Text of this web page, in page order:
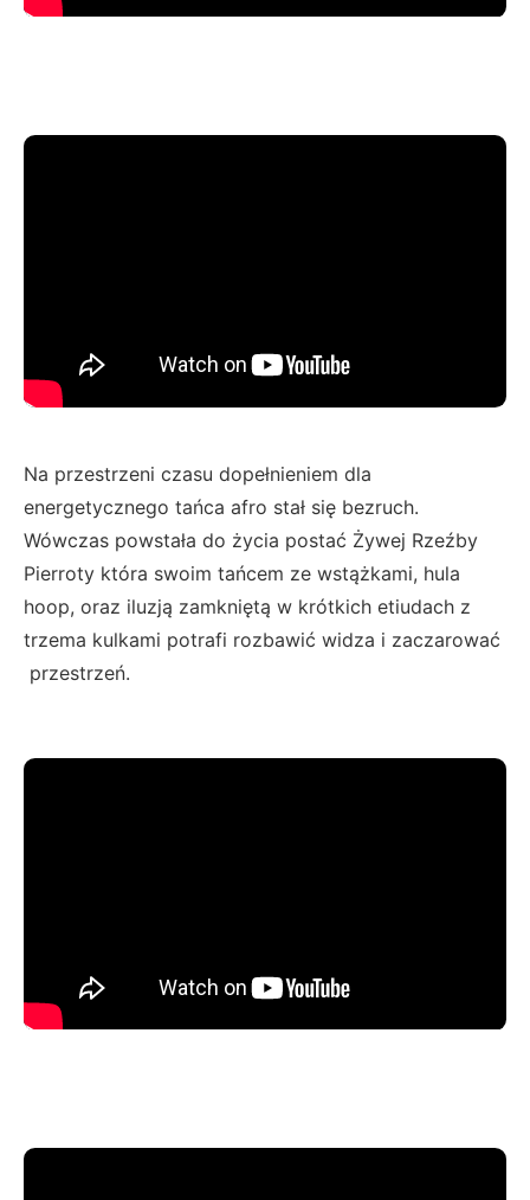
Na przestrzeni czasu dopełnieniem dla
energetycznego tańca afro stał się bezruch.
Wówczas powstała do życia postać Żywej Rzeźby
Pierroty która swoim tańcem ze wstążkami, hula
hoop, oraz iluzją zamkniętą w krótkich etiudach z
trzema kulkami potrafi rozbawić widza i zaczarować
przestrzeń.